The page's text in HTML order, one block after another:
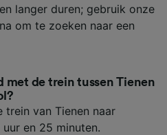
langer duren; gebruik onze
om te zoeken naar een
met de trein tussen Tienen
trein van Tienen naar
en 25 minuten.